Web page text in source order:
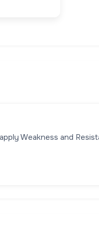
Weakness and